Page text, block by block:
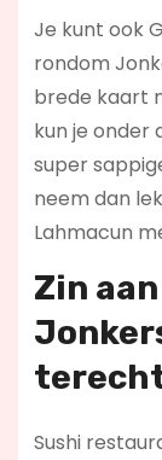
Je kunt ook
rondom
brede kaart
kun je onder
super
neem dan
Lahmacun
Zin
Sushi